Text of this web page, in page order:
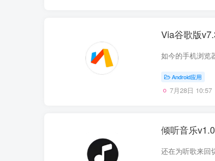
Via谷歌版
Android应用
7月28日 10:57
倾听音乐